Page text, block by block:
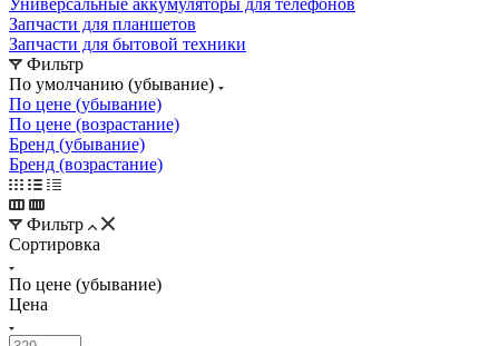
Запчасти для планшетов
Запчасти для бытовой техники
Фильтр
По умолчанию (убывание)
По цене (убывание)
По цене (возрастание)
Бренд (убывание)
Бренд (возрастание)
Фильтр
Сортировка
По цене (убывание)
Цена